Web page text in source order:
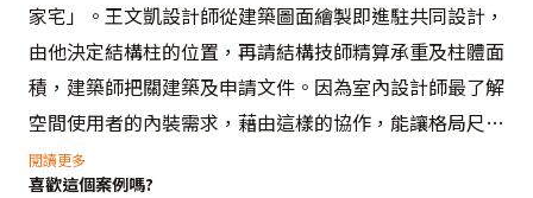
家宅」。王文凱設計師從建築圖面繪製即進駐共同設計，
由他決定結構柱的位置，再請結構技師精算承重及柱體面
積，建築師把關建築及申請文件。因為室內設計師最了解
空間使用者的內裝需求，藉由這樣的協作，能讓格局尺
度、場域動線最完美契合一家人理想中的生活面貌。
閱讀更多
喜歡這個案例嗎?